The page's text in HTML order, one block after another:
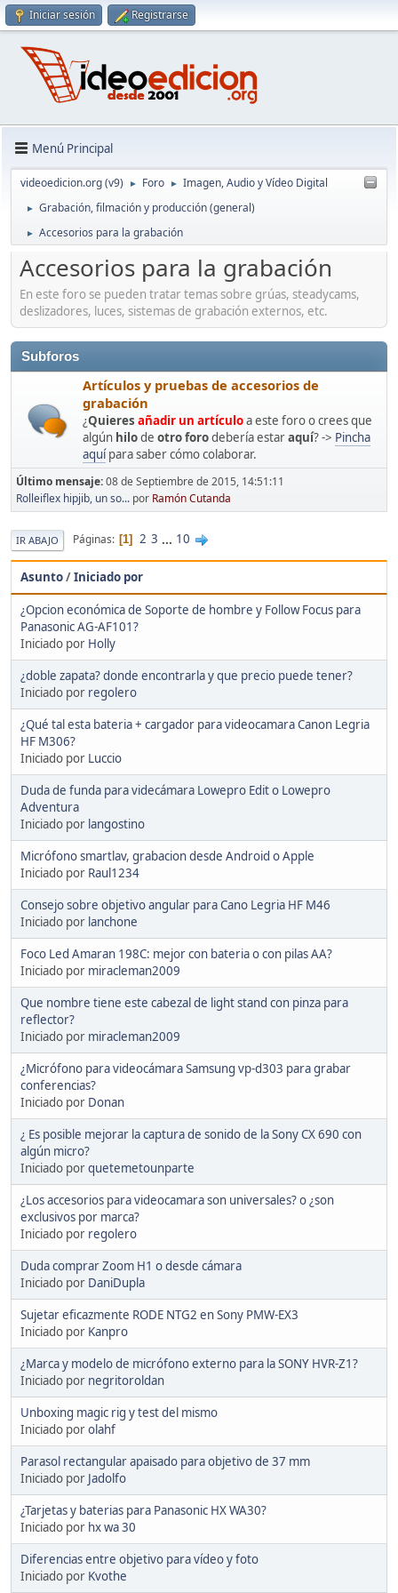
Iniciar sesión Registrarse
Menú Principal
videoedicion.org (v9) ► Foro ► Imagen, Audio y Vídeo Digital
► Grabación, filmación y producción (general)
► Accesorios para la grabación
Accesorios para la grabación
En este foro se pueden tratar temas sobre grúas, steadycams,
deslizadores, luces, sistemas de grabación externos, etc.
Subforos
Artículos y pruebas de accesorios de
grabación
¿Quieres añadir un artículoa este foro o crees que
algún hilode otro forodebería estaraquí? -> Pincha
aquípara saber cómo colaborar.
Último mensaje:08 de Septiembre de 2015, 14:51:11
Rolleiflex hipjib, un so... por Ramón Cutanda
IR ABAJO Páginas 1 2 3 ... 10
Asunto/Iniciado por
¿Opcion económica de Soporte de hombre y Follow Focus para
Panasonic AG-AF101?
Iniciado por Holly
¿doble zapata? donde encontrarla y que precio puede tener?
Iniciado por regolero
¿Qué tal esta bateria + cargador para videocamara Canon Legria
HF M306?
Iniciado por Luccio
Duda de funda para videcámara Lowepro Edit o Lowepro
Adventura
Iniciado por langostino
Micrófono smartlav, grabacion desde Android o Apple
Iniciado por Raul1234
Consejo sobre objetivo angular para Cano Legria HF M46
Iniciado por lanchone
Foco Led Amaran 198C: mejor con bateria o con pilas AA?
Iniciado por miracleman2009
Que nombre tiene este cabezal de light stand con pinza para
reflector?
Iniciado por miracleman2009
¿Micrófono para videocámara Samsung vp-d303 para grabar
conferencias?
Iniciado por Donan
¿ Es posible mejorar la captura de sonido de la Sony CX 690 con
algún micro?
Iniciado porquetemetounparte
¿Los accesorios para videocamara son universales? o ¿son
exclusivos por marca?
Iniciado por regolero
Duda comprar Zoom H1 o desde cámara
Iniciado por DaniDupla
Sujetar eficazmente RODE NTG2 en Sony PMW-EX3
Iniciado por Kanpro
¿Marca y modelo de micrófono externo para la SONY HVR-Z1?
Iniciado por negritoroldan
Unboxing magic rig y test del mismo
Iniciado porolahf
Parasol rectangular apaisado para objetivo de 37 mm
Iniciado por Jadolfo
¿Tarjetas y baterias para Panasonic HX WA30?
Iniciado por hx wa 30
Diferencias entre objetivo para vídeo y foto
Iniciado por Kvothe